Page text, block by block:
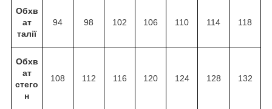
Обхв
ат
талії
94 98 102 106 110 114 118
Обхв
ат
стего
н
108 112 116 120 124 128 132